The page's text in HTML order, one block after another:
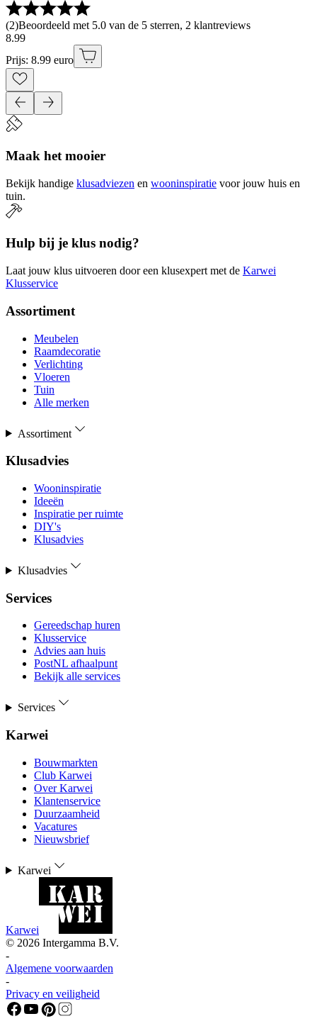
(2)Beoordeeld met 5.0 van de 5 sterren, 2 klantreviews
8.99
Prijs: 8.99 euro
Maak het mooier
Bekijk handige klusadviezen en wooninspiratie voor jouw huis en
tuin.
Hulp bij je klus nodig?
Laat jouw klus uitvoeren door een klusexpert met de Karwei
Klusservice
Assortiment
Meubelen
Raamdecoratie
Verlichting
Vloeren
Tuin
Alle merken
Assortiment
Klusadvies
Wooninspiratie
Ideeën
Inspiratie per ruimte
DIY's
Klusadvies
Klusadvies
Services
Gereedschap huren
Klusservice
Advies aan huis
PostNL afhaalpunt
Bekijk alle services
Services
Karwei
Bouwmarkten
Club Karwei
Over Karwei
Klantenservice
Duurzaamheid
Vacatures
Nieuwsbrief
Karwei
Karwei
© 2026 Intergamma B.V.
-
Algemene voorwaarden
-
Privacy en veiligheid